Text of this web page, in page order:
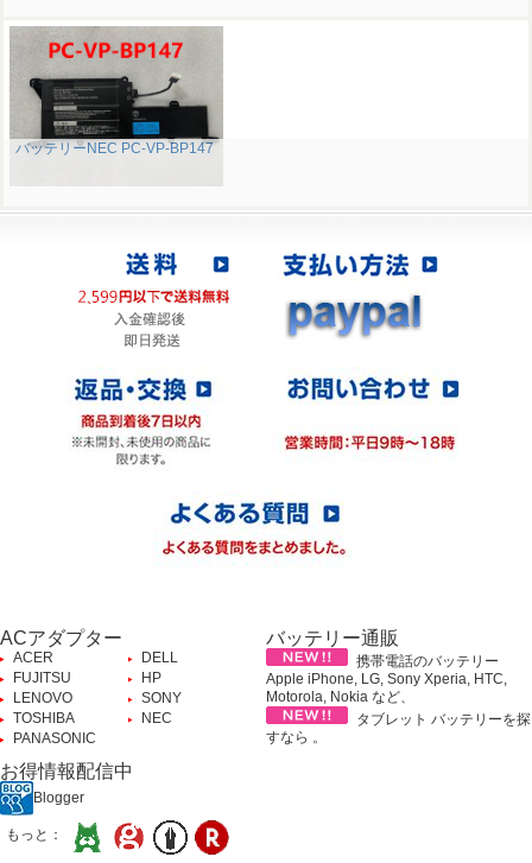
バッテリーNEC PC-VP-BP147
ACアダプター
ACER
DELL
FUJITSU
HP
LENOVO
SONY
TOSHIBA
NEC
PANASONIC
バッテリー通販
携帯電話のバッテリー
Apple iPhone, LG, Sony Xperia, HTC,
Motorola, Nokia など、
タブレット バッテリーを探
すなら 。
お得情報配信中
Blogger
もっと：